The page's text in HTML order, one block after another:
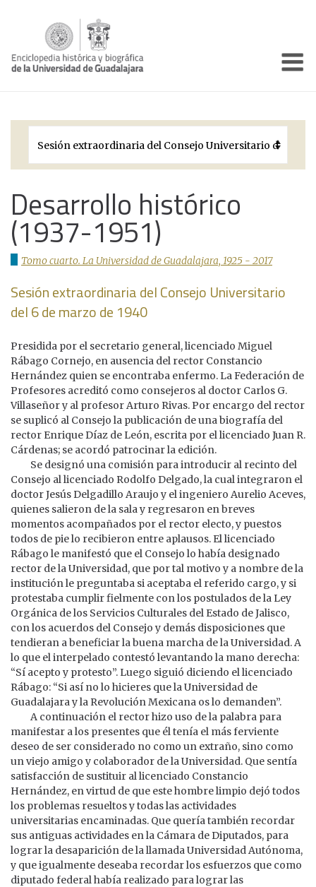
Períodos Históricos
Galería
Documentos institucionales
Desarrollo histórico
(1937-1951)
Tomo cuarto. La Universidad de Guadalajara, 1925 - 2017
Sesión extraordinaria del Consejo Universitario
del 6 de marzo de 1940
Presidida por el secretario general, licenciado Miguel
Rábago Cornejo, en ausencia del rector Constancio
Hernández quien se encontraba enfermo. La Federación de
Profesores acreditó como consejeros al doctor Carlos G.
Villaseñor y al profesor Arturo Rivas. Por encargo del rector
se suplicó al Consejo la publicación de una biografía del
rector Enrique Díaz de León, escrita por el licenciado Juan R.
Cárdenas; se acordó patrocinar la edición.
Se designó una comisión para introducir al recinto del
Consejo al licenciado Rodolfo Delgado, la cual integraron el
doctor Jesús Delgadillo Araujo y el ingeniero Aurelio Aceves,
quienes salieron de la sala y regresaron en breves
momentos acompañados por el rector electo, y puestos
todos de pie lo recibieron entre aplausos. El licenciado
Rábago le manifestó que el Consejo lo había designado
rector de la Universidad, que por tal motivo y a nombre de la
institución le preguntaba si aceptaba el referido cargo, y si
protestaba cumplir fielmente con los postulados de la Ley
Orgánica de los Servicios Culturales del Estado de Jalisco,
con los acuerdos del Consejo y demás disposiciones que
tendieran a beneficiar la buena marcha de la Universidad. A
lo que el interpelado contestó levantando la mano derecha:
“Sí acepto y protesto”. Luego siguió diciendo el licenciado
Rábago: “Si así no lo hicieres que la Universidad de
Guadalajara y la Revolución Mexicana os lo demanden”.
A continuación el rector hizo uso de la palabra para
manifestar a los presentes que él tenía el más ferviente
deseo de ser considerado no como un extraño, sino como
un viejo amigo y colaborador de la Universidad. Que sentía
satisfacción de sustituir al licenciado Constancio
Hernández, en virtud de que este hombre limpio dejó todos
los problemas resueltos y todas las actividades
universitarias encaminadas. Que quería también recordar
sus antiguas actividades en la Cámara de Diputados, para
lograr la desaparición de la llamada Universidad Autónoma,
y que igualmente deseaba recordar los esfuerzos que como
diputado federal había realizado para lograr las